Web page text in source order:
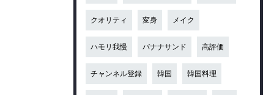
クオリティ 変身 メイク
ハモリ我慢 バナナサンド 高評価
チャンネル登録 韓国 韓国料理